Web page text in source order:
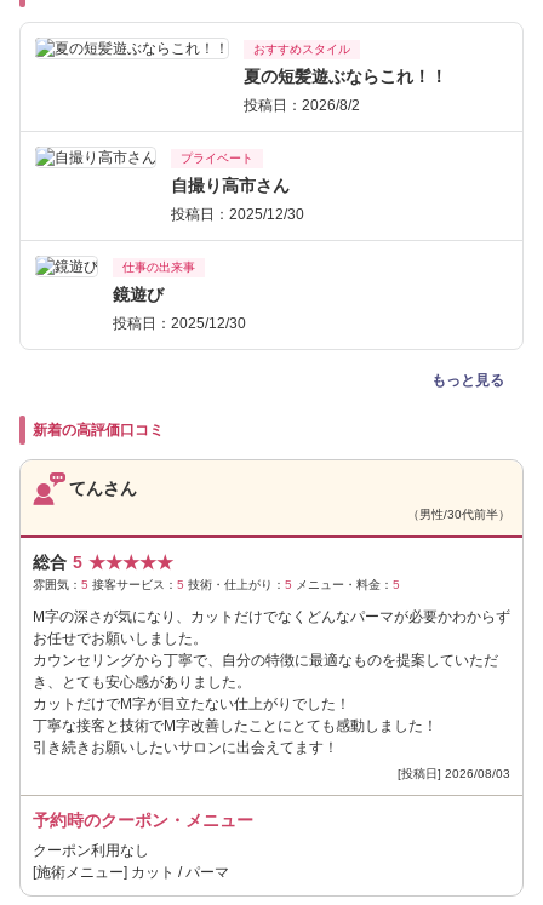
おすすめスタイル
夏の短髪遊ぶならこれ！！
投稿日：2026/8/2
プライベート
自撮り高市さん
投稿日：2025/12/30
仕事の出来事
鏡遊び
投稿日：2025/12/30
もっと見る
新着の高評価口コミ
てんさん
（男性/30代前半）
総合 5 ★★★★★
雰囲気： 5 接客サービス： 5 技術・仕上がり： 5 メニュー・料金： 5
M字の深さが気になり、カットだけでなくどんなパーマが必要かわからず
お任せでお願いしました。
カウンセリングから丁寧で、自分の特徴に最適なものを提案していただ
き、とても安心感がありました。
カットだけでM字が目立たない仕上がりでした！
丁寧な接客と技術でM字改善したことにとても感動しました！
引き続きお願いしたいサロンに出会えてます！
[投稿日] 2026/08/03
予約時のクーポン・メニュー
クーポン利用なし
[施術メニュー] カット / パーマ